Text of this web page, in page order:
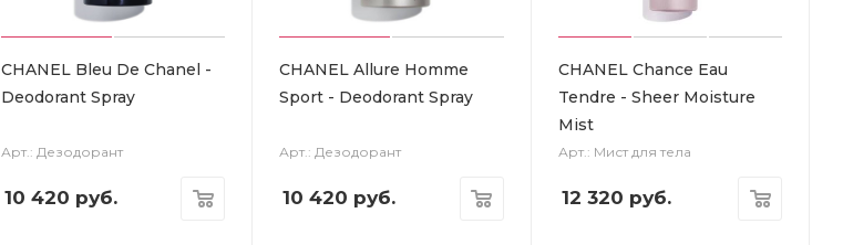
CHANEL Bleu De Chanel -
Deodorant Spray
Арт.: Дезодорант
10 420 руб.
CHANEL Allure Homme
Sport - Deodorant Spray
Арт.: Дезодорант
10 420 руб.
CHANEL Chance Eau
Tendre - Sheer Moisture
Mist
Арт.: Мист для тела
12 320 руб.